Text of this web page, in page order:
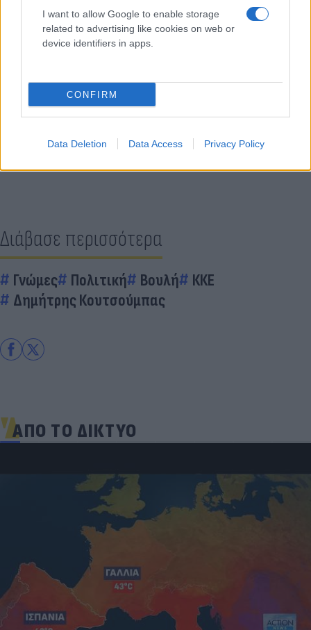
I want to allow Google to enable storage
related to advertising like cookies on web or
device identifiers in apps.
CONFIRM
Data Deletion Data Access Privacy Policy
θερμό μικροκλίμα της αίθουσας.
Με άλλα άλλο, τον… έσκασαν τον Κουτσούμπα!
Κάνε κλικ και δες περισσότερο
Flash.grστην αναζήτηση τηςGoogle
Διάβασε περισσότερα
Γνώμες Πολιτική Βουλή
ΚΚΕ
Δημήτρης Κουτσούμπας
ΑΠΟ ΤΟ ΔΙΚΤΥΟ